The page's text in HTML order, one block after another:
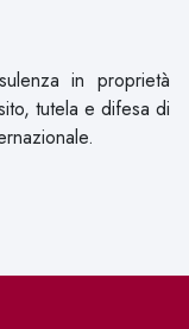
in proprietà
tutela e difesa di